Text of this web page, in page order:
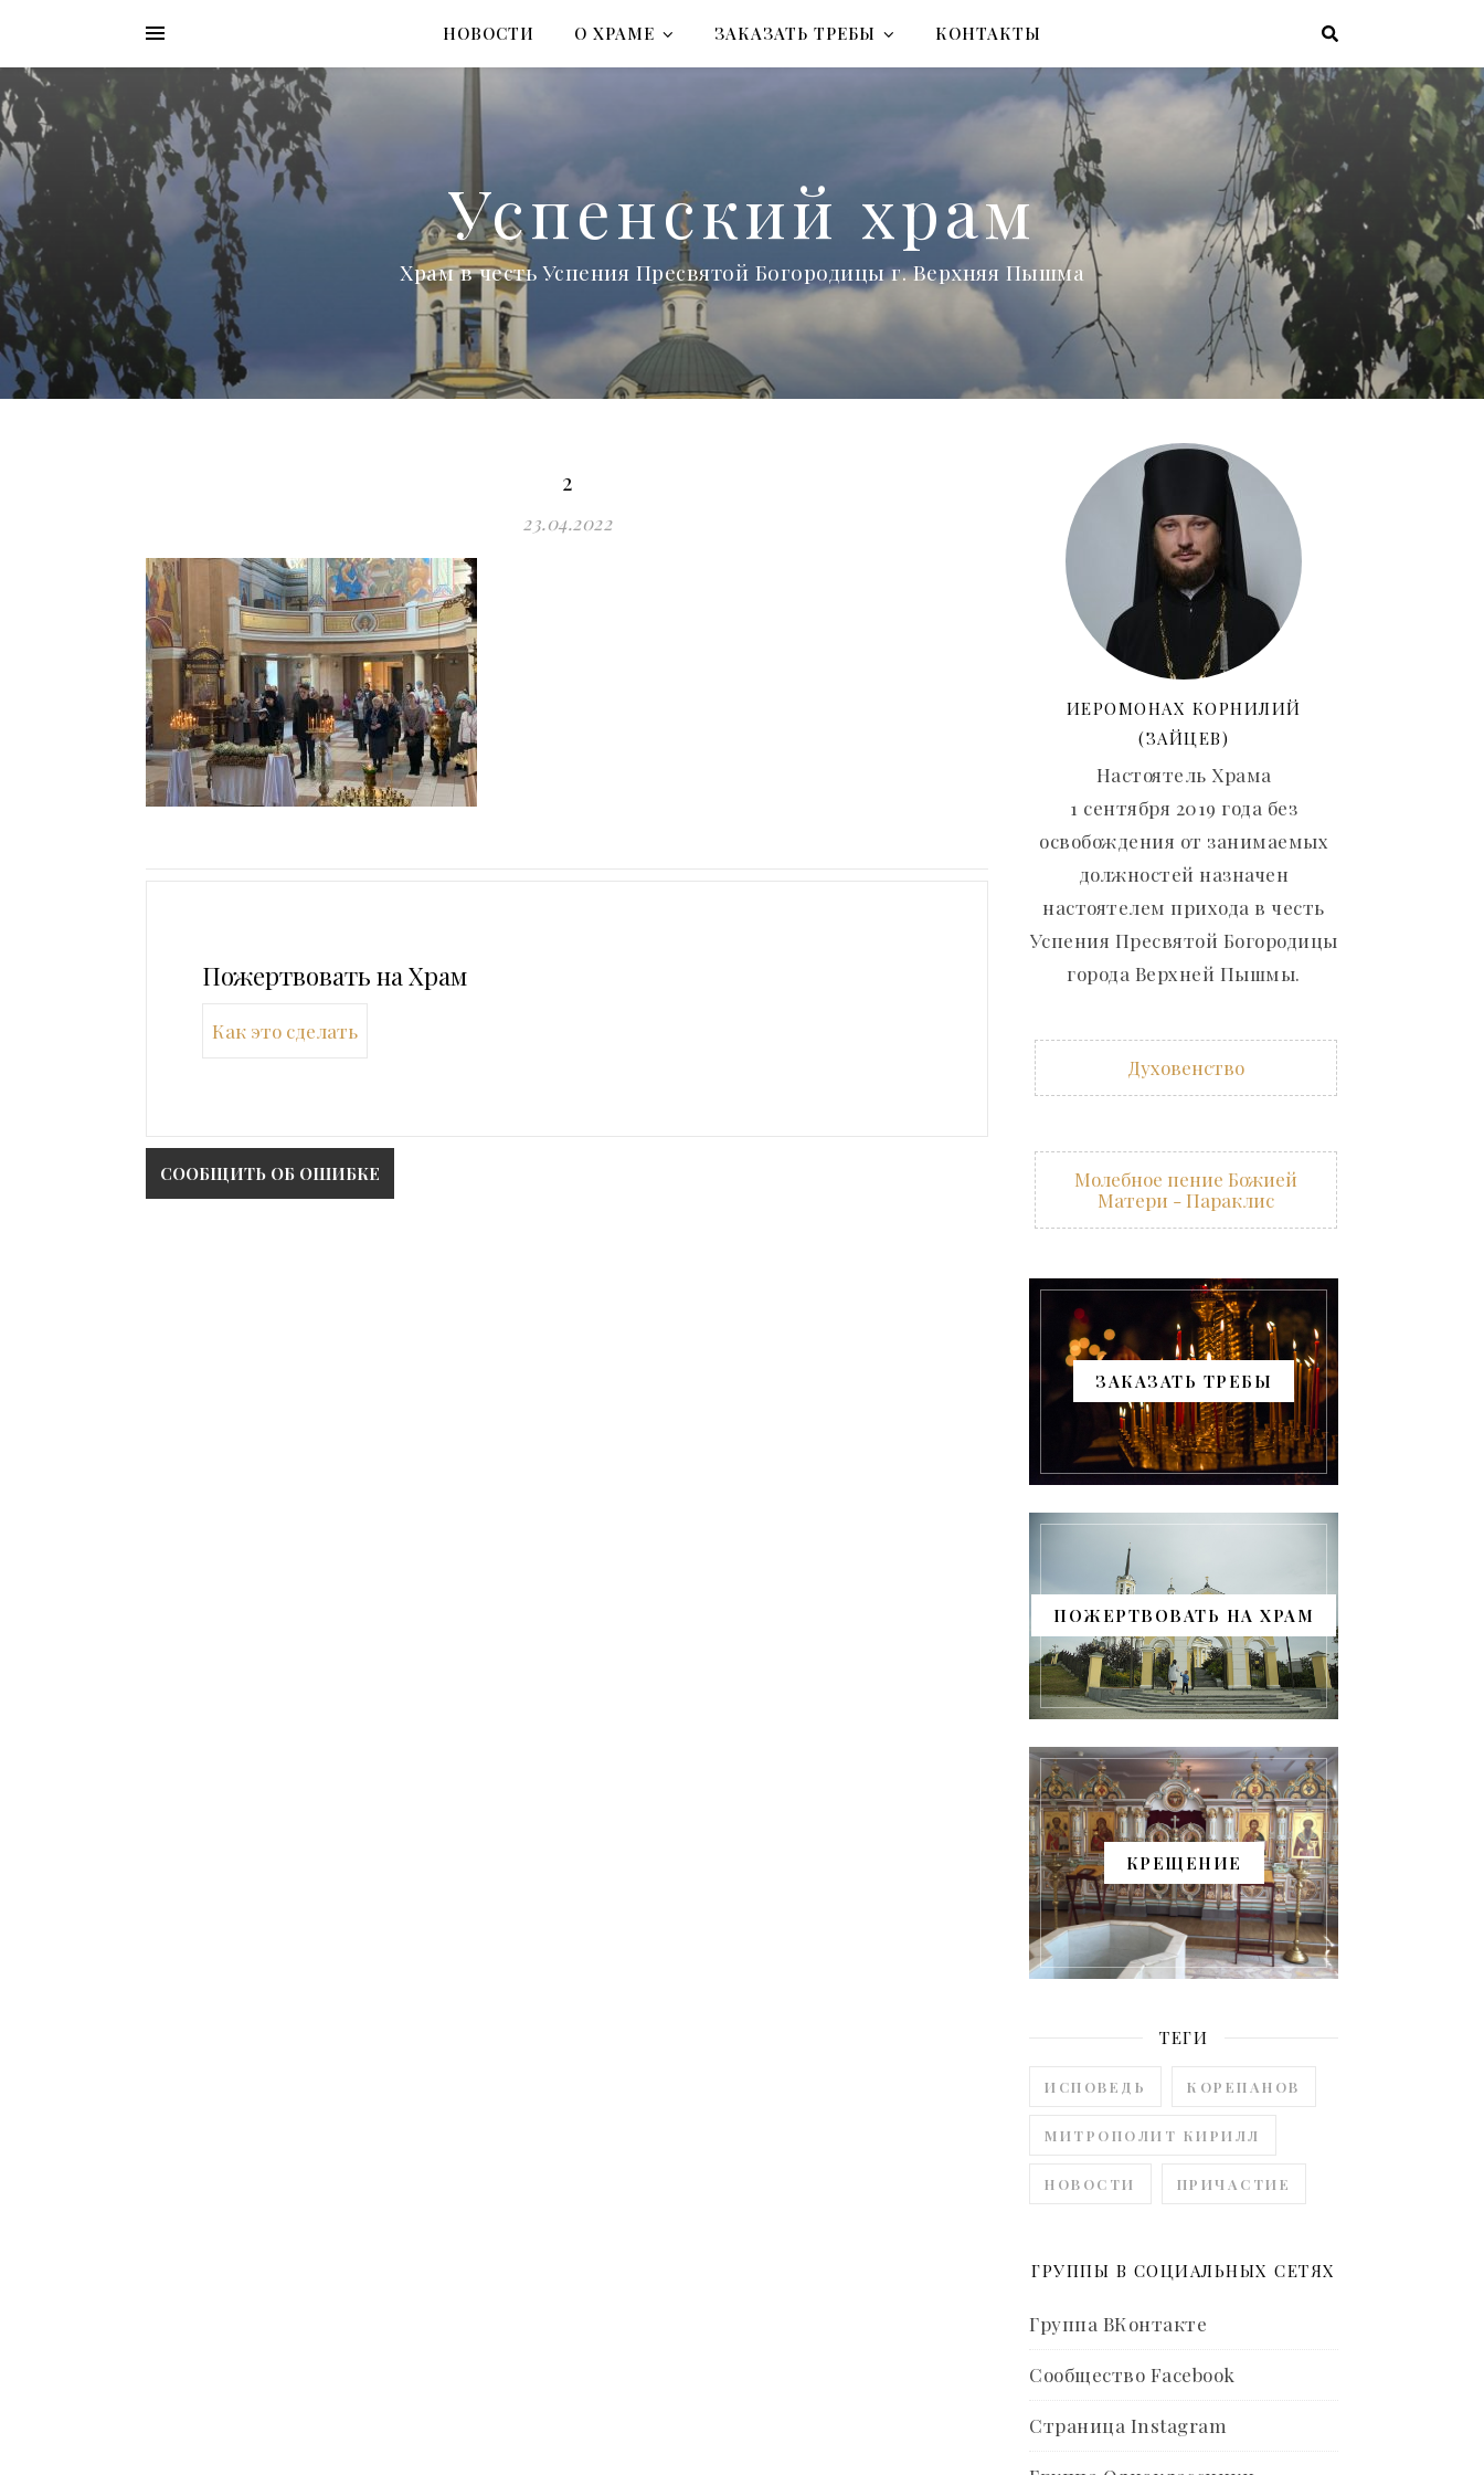
НОВОСТИ О ХРАМЕ ЗАКАЗАТЬ ТРЕБЫ КОНТАКТЫ
Успенский храм
Храм в честь Успения Пресвятой Богородицы г. Верхняя Пышма
2
23.04.2022
Пожертвовать на Храм
Как это сделать
ИЕРОМОНАХ КОРНИЛИЙ
(ЗАЙЦЕВ)
Настоятель Храма
1 сентября 2019 года без
освобождения от занимаемых
должностей назначен
настоятелем прихода в честь
Успения Пресвятой Богородицы
города Верхней Пышмы.
Духовенство
Молебное пение Божией
Матери - Параклис
ЗАКАЗАТЬ ТРЕБЫ
ПОЖЕРТВОВАТЬ НА ХРАМ
КРЕЩЕНИЕ
ТЕГИ
ИСПОВЕДЬ КОРЕПАНОВ
МИТРОПОЛИТ КИРИЛЛ
НОВОСТИ ПРИЧАСТИЕ
ГРУППЫ В СОЦИАЛЬНЫХ СЕТЯХ
Группа ВКонтакте
Сообщество Facebook
Страница Instagram